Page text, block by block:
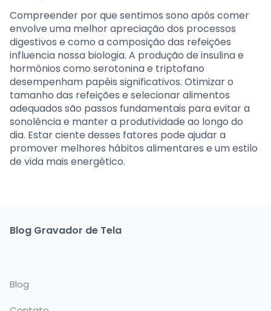
Compreender por que sentimos sono após comer
envolve uma melhor apreciação dos processos
digestivos e como a composição das refeições
influencia nossa biologia. A produção de insulina e
hormônios como serotonina e triptofano
desempenham papéis significativos. Otimizar o
tamanho das refeições e selecionar alimentos
adequados são passos fundamentais para evitar a
sonolência e manter a produtividade ao longo do
dia. Estar ciente desses fatores pode ajudar a
promover melhores hábitos alimentares e um estilo
de vida mais energético.
Blog Gravador de Tela
Blog